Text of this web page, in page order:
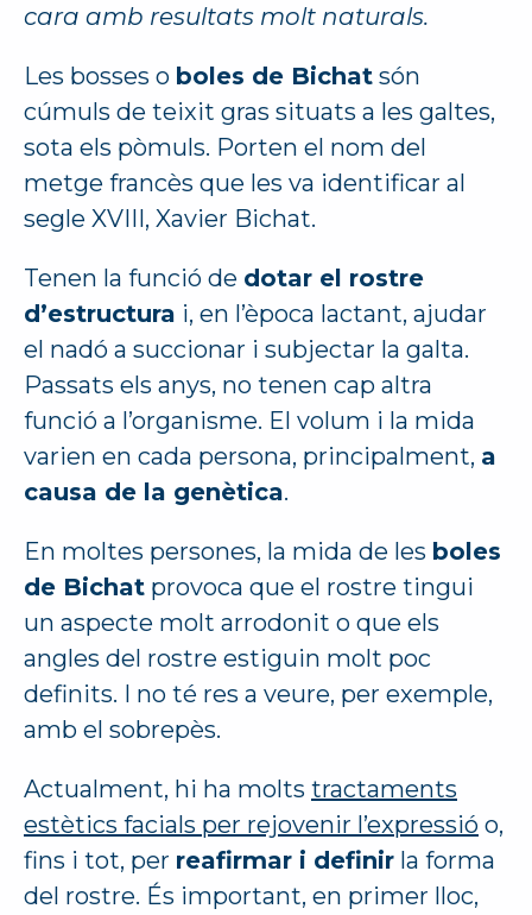
cara amb resultats molt naturals.
Les bosses o boles de Bichat són
cúmuls de teixit gras situats a les galtes,
sota els pòmuls. Porten el nom del
metge francès que les va identificar al
segle XVIII, Xavier Bichat.
Tenen la funció de dotar el rostre
d’estructura i, en l’època lactant, ajudar
el nadó a succionar i subjectar la galta.
Passats els anys, no tenen cap altra
funció a l’organisme. El volum i la mida
varien en cada persona, principalment, a
causa de la genètica.
En moltes persones, la mida de les boles
de Bichat provoca que el rostre tingui
un aspecte molt arrodonit o que els
angles del rostre estiguin molt poc
definits. I no té res a veure, per exemple,
amb el sobrepès.
Actualment, hi ha molts tractaments
estètics facials per rejovenir l’expressió o,
fins i tot, per reafirmar i definir la forma
del rostre. És important, en primer lloc,